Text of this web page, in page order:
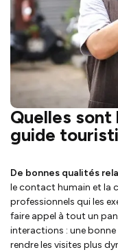
Quelles
guide
De bonnes qualités
le contact humain et la
professionnels qui les
faire appel à tout un
interactions : une
rendre les visites plus